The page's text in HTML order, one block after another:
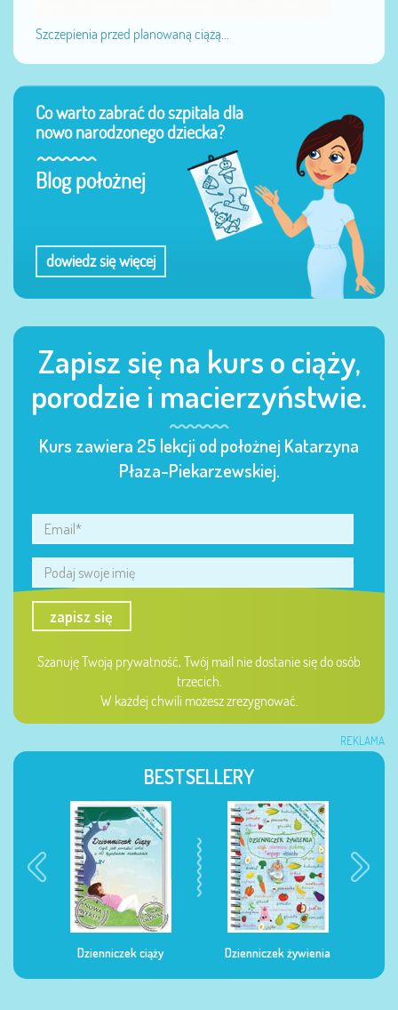
Szczepienia przed planowaną ciążą...
Co warto zabrać do szpitala dla
nowo narodzonego dziecka?
Blog położnej
dowiedz się więcej
Zapisz się na kurs o ciąży,
porodzie i macierzyństwie.
Kurs zawiera 25 lekcji od położnej Katarzyna
Płaza-Piekarzewskiej.
zapisz się
Szanuję Twoją prywatność, Twój mail nie dostanie się do osób
trzecich.
W każdej chwili możesz zrezygnować.
REKLAMA
BESTSELLERY
Dzienniczek ciąży Dzienniczek żywienia